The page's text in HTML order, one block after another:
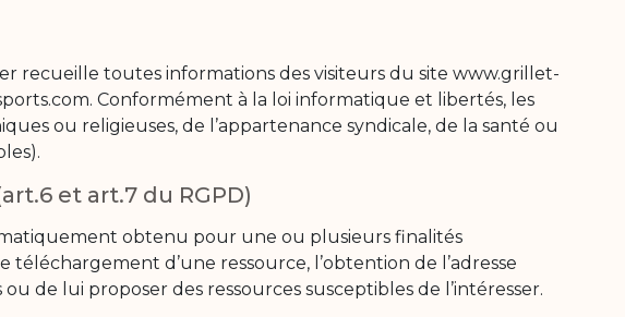
recueille toutes informations des visiteurs du site www.grillet-
Conformément à la loi informatique et libertés, les
ou religieuses, de l’appartenance syndicale, de la santé ou
et art.7 du RGPD)
obtenu pour une ou plusieurs finalités
téléchargement d’une ressource, l’obtention de l’adresse
de lui proposer des ressources susceptibles de l’intéresser.